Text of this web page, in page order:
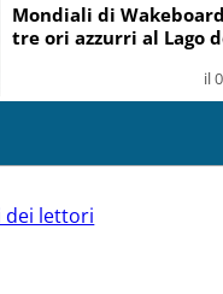
Mondiali di
tre ori azzurri al Lago
il